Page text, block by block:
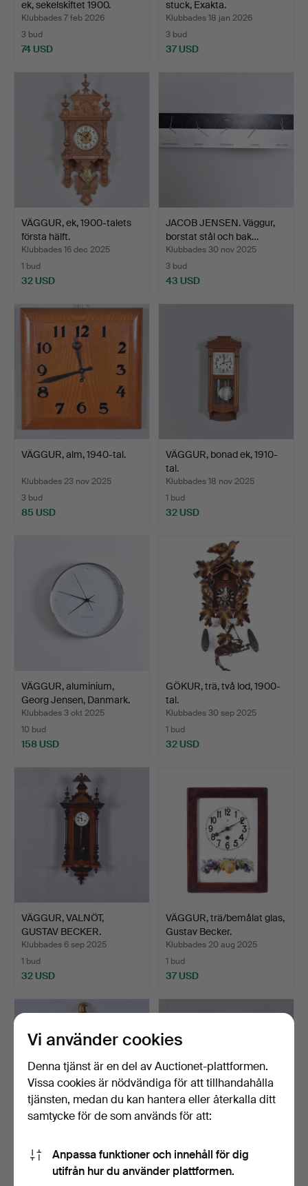
ek, sekelskiftet 1900.
Klubbades 7 feb 2026
3 bud
74 USD
stuck, Exakta.
Klubbades 18 jan 2026
3 bud
37 USD
VÄGGUR, ek, 1900-talets
första hälft.
Klubbades 16 dec 2025
1 bud
32 USD
JACOB JENSEN. Väggur,
borstat stål och bak…
Klubbades 30 nov 2025
3 bud
43 USD
VÄGGUR, alm, 1940-tal.
Klubbades 23 nov 2025
3 bud
85 USD
VÄGGUR, bonad ek, 1910-
tal.
Klubbades 18 nov 2025
1 bud
32 USD
VÄGGUR, aluminium,
Georg Jensen, Danmark.
Klubbades 3 okt 2025
10 bud
158 USD
GÖKUR, trä, två lod, 1900-
tal.
Klubbades 30 sep 2025
1 bud
32 USD
VÄGGUR, VALNÖT,
GUSTAV BECKER.
Klubbades 6 sep 2025
1 bud
32 USD
VÄGGUR, trä/bemålat glas,
Gustav Becker.
Klubbades 20 aug 2025
1 bud
37 USD
PENDYL, förgylld, 1900-tal.
Klubbades 24 jul 2025
VÄGGUR, Junghans, 1900-
Klubbades 23 apr 2025
Vi använder cookies
Denna tjänst är en del av Auctionet-plattformen.
Vissa cookies är nödvändiga för att tillhandahålla
tjänsten, medan du kan hantera eller återkalla ditt
samtycke för de som används för att:
Anpassa funktioner och innehåll för dig
utifrån hur du använder plattformen.